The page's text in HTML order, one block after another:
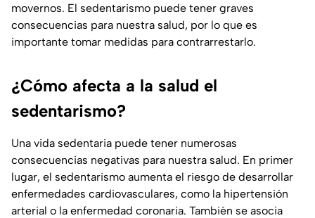
movernos. El sedentarismo puede tener graves
consecuencias para nuestra salud, por lo que es
importante tomar medidas para contrarrestarlo.
¿Cómo afecta a la salud el
sedentarismo?
Una vida sedentaria puede tener numerosas
consecuencias negativas para nuestra salud. En primer
lugar, el sedentarismo aumenta el riesgo de desarrollar
enfermedades cardiovasculares, como la hipertensión
arterial o la enfermedad coronaria. También se asocia